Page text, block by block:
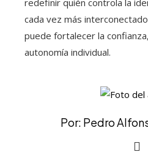
redefinir quién controla la
cada vez más
puede fortalecer la
autonomía individual.
Por: Pedro